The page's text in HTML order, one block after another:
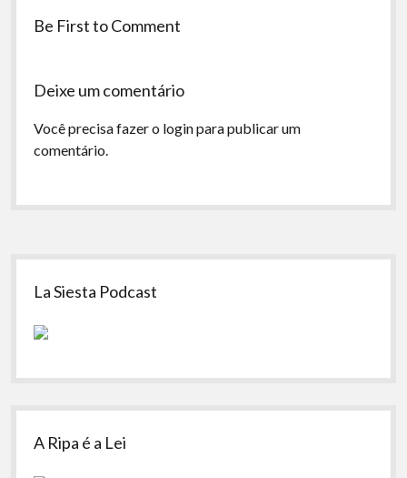
Be First to Comment
Deixe um comentário
Você precisa fazer o loginpara publicar um
comentário.
Sidebar
La Siesta Podcast
A Ripa é a Lei